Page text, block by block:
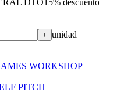
DTO15% descuento
+ unidad
WORKSHOP